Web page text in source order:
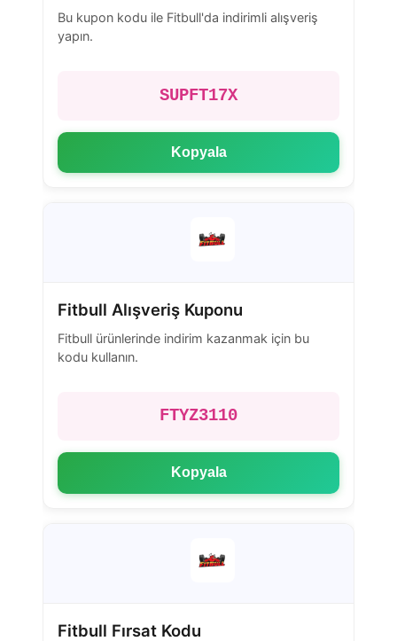
Bu kupon kodu ile Fitbull'da indirimli alışveriş
yapın.
SUPFT17X
Kopyala
Fitbull Alışveriş Kuponu
Fitbull ürünlerinde indirim kazanmak için bu
kodu kullanın.
FTYZ3110
Kopyala
Fitbull Fırsat Kodu